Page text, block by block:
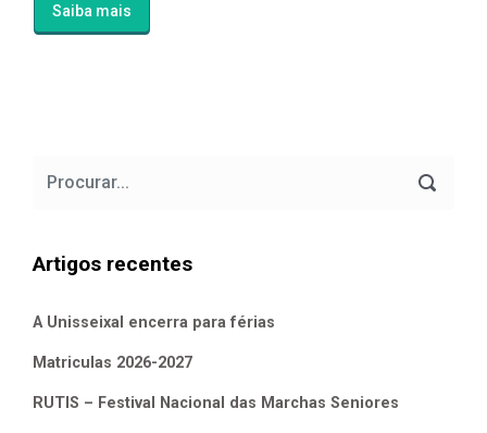
Saiba mais
Artigos recentes
A Unisseixal encerra para férias
Matriculas 2026-2027
RUTIS – Festival Nacional das Marchas Seniores